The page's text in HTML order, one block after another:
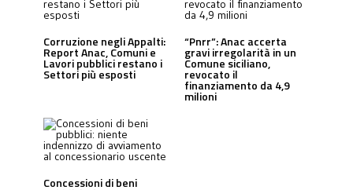
Corruzione negli Appalti:
Report Anac, Comuni e
Lavori pubblici restano i
Settori più esposti
“Pnrr”: Anac accerta
gravi irregolarità in un
Comune siciliano,
revocato il
finanziamento da 4,9
milioni
Concessioni di beni